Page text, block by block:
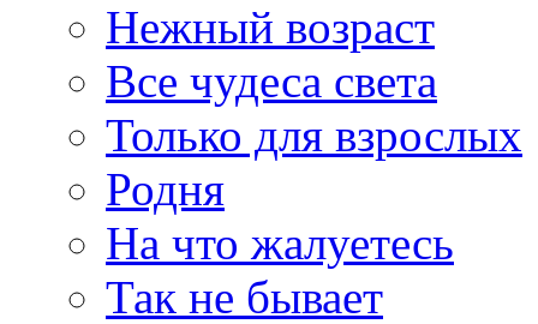
Нежный возраст
Все чудеса света
Только для взрослых
Родня
На что жалуетесь
Так не бывает